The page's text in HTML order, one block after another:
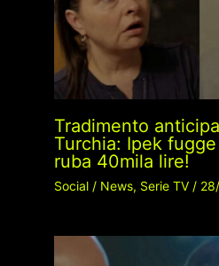
Tradimento
Turchia: Ipek
ruba 40mila lire!
Social/ News, Serie TV/